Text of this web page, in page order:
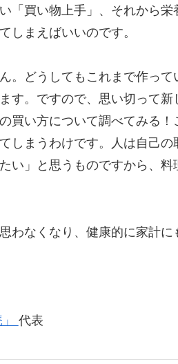
「買い物上手」、それから栄
しまえばいいのです。
。どうしてもこれまで作って
す。ですので、思い切って新
買い方について調べてみる！
しまうわけです。人は自己の
い」と思うものですから、
わなくなり、健康的に家計に
代表